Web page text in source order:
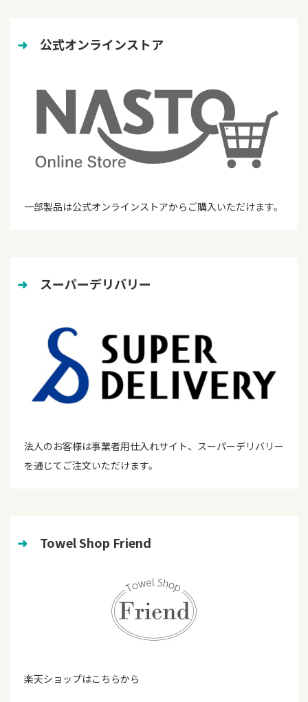
➜ 公式オンラインストア
一部製品は公式オンラインストアからご購入いただけます。
➜ スーパーデリバリー
法人のお客様は事業者用仕入れサイト、スーパーデリバリー
を通じてご注文いただけます。
➜ Towel Shop Friend
楽天ショップはこちらから